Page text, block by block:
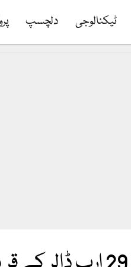
ٹیکنالوجی دلچسپ